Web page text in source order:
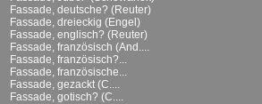
Fassade, deutsche? (Reuter)
Fassade, dreieckig (Engel)
Fassade, englisch? (Reuter)
Fassade, französisch (And....
Fassade, französisch?...
Fassade, französische...
Fassade, gezackt (C....
Fassade, gotisch? (C....